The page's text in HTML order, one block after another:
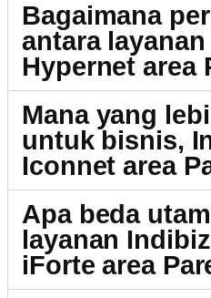
Bagaimana
antara
Hypernet area
Mana yang
untuk bisnis,
Iconnet area
Apa beda
layanan
iForte area